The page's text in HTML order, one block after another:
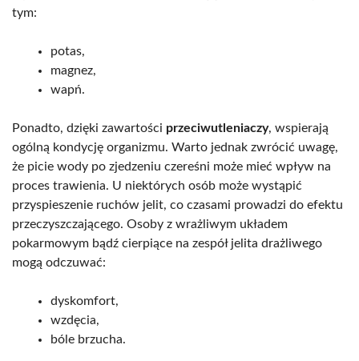
tym:
potas,
magnez,
wapń.
Ponadto, dzięki zawartości przeciwutleniaczy, wspierają
ogólną kondycję organizmu. Warto jednak zwrócić uwagę,
że picie wody po zjedzeniu czereśni może mieć wpływ na
proces trawienia. U niektórych osób może wystąpić
przyspieszenie ruchów jelit, co czasami prowadzi do efektu
przeczyszczającego. Osoby z wrażliwym układem
pokarmowym bądź cierpiące na zespół jelita drażliwego
mogą odczuwać:
dyskomfort,
wzdęcia,
bóle brzucha.